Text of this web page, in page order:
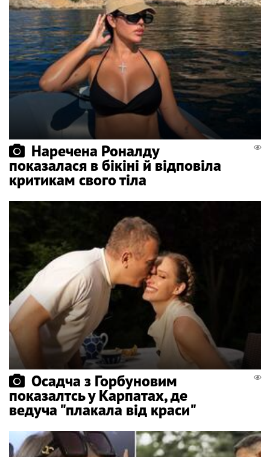
Наречена Роналду
показалася в бікіні й відповіла
критикам свого тіла
Осадча з Горбуновим
показалтсь у Карпатах, де
ведуча "плакала від краси"